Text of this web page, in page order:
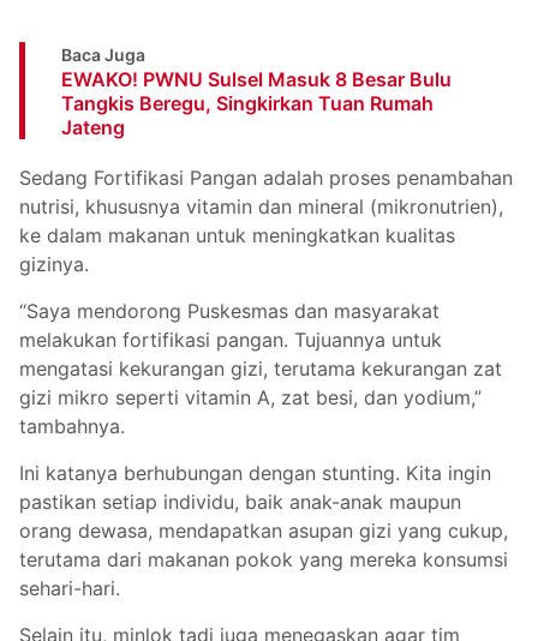
Baca Juga
EWAKO! PWNU Sulsel Masuk 8 Besar Bulu
Tangkis Beregu, Singkirkan Tuan Rumah
Jateng
Sedang Fortifikasi Pangan adalah proses penambahan
nutrisi, khususnya vitamin dan mineral (mikronutrien),
ke dalam makanan untuk meningkatkan kualitas
gizinya.
“Saya mendorong Puskesmas dan masyarakat
melakukan fortifikasi pangan. Tujuannya untuk
mengatasi kekurangan gizi, terutama kekurangan zat
gizi mikro seperti vitamin A, zat besi, dan yodium,”
tambahnya.
Ini katanya berhubungan dengan stunting. Kita ingin
pastikan setiap individu, baik anak-anak maupun
orang dewasa, mendapatkan asupan gizi yang cukup,
terutama dari makanan pokok yang mereka konsumsi
sehari-hari.
Selain itu, minlok tadi juga menegaskan agar tim